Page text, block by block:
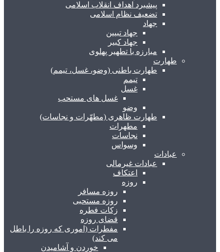
پیشبرد اهداف انقلاب اسلامی
تضعیف نظام اسلامی
جهاد
جهاد تبیین
جهاد کبیر
مبارزه با تطهیر پهلوی
طهارت
طهارت باطنی (وضو، غسل، تیمم)
تیمم
غسل
غسل های مستحب
وضو
طهارت ظاهری (مطهّرات و نجاسات)
مطهرات
نجاسات
وسواس
عبادات
عبادات غیرمالی
اعتکاف
روزه
روزه مسافر
روزه مستحبی
زکات فطره
قضای روزه
مفطرات (اموری که روزه را باطل
می کند)
خوردن و آشامیدن